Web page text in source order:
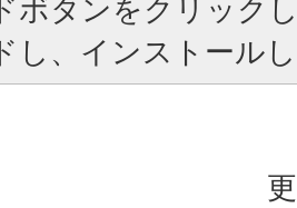
ボタンをクリック
し、インストール